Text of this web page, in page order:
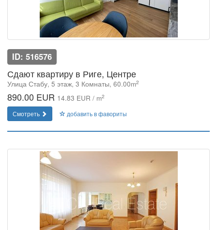
ID: 516576
Сдают квартиру в Риге, Центре
Улица Стабу, 5 этаж, 3 Комнаты, 60.00m2
890.00 EUR 14.83 EUR / m2
Смотреть добавить в фавориты